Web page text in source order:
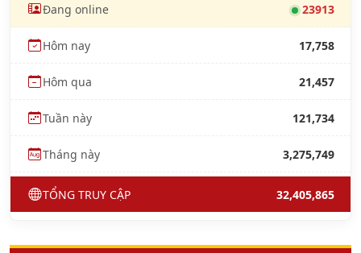
Đang online 23913
Hôm nay 17,758
Hôm qua 21,457
Tuần này 121,734
Tháng này 3,275,749
TỔNG TRUY CẬP 32,405,865